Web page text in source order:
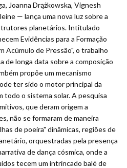
Joanna Drążkowska, Vignesh
— lança uma nova luz sobre a
planetários. Intitulado
Evidências para a Formação
Acúmulo de Pressão", o trabalho
de longa data sobre a composição
propõe um mecanismo
ter sido o motor principal da
todo o sistema solar. A pesquisa
que deram origem a
não se formaram de maneira
de poeira" dinâmicas, regiões de
orquestradas pela presença
de dança cósmica, onde a
tecem um intrincado balé de